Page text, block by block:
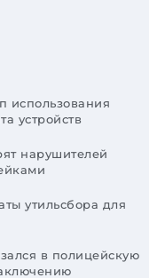
использования
устройств
нарушителей
утильсбора для
в полицейскую